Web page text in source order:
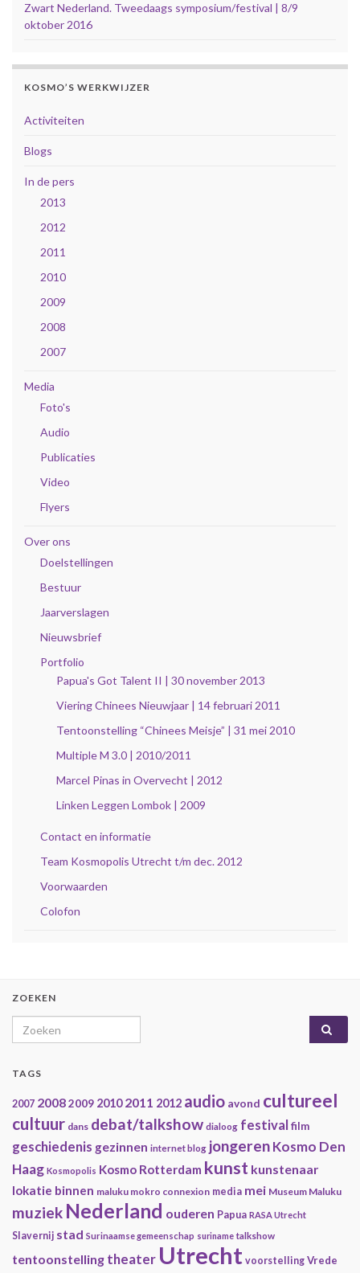
Zwart Nederland. Tweedaags symposium/festival | 8/9
oktober 2016
KOSMO’S WERKWIJZER
Activiteiten
Blogs
In de pers
2013
2012
2011
2010
2009
2008
2007
Media
Foto's
Audio
Publicaties
Video
Flyers
Over ons
Doelstellingen
Bestuur
Jaarverslagen
Nieuwsbrief
Portfolio
Papua's Got Talent II | 30 november 2013
Viering Chinees Nieuwjaar | 14 februari 2011
Tentoonstelling “Chinees Meisje” | 31 mei 2010
Multiple M 3.0 | 2010/2011
Marcel Pinas in Overvecht | 2012
Linken Leggen Lombok | 2009
Contact en informatie
Team Kosmopolis Utrecht t/m dec. 2012
Voorwaarden
Colofon
ZOEKEN
Search for:
TAGS
2007 20082009 2010 2011 2012 audio avond cultureel
cultuur dans debat/talkshow dialoog festival film
geschiedenis gezinnen internet blog jongerenKosmo Den
Haag Kosmopolis Kosmo Rotterdam kunst kunstenaar
lokatie binnen maluku mokro connexion media mei Museum Maluku
muziek Nederland ouderen Papua RASA Utrecht
Slavernij stad Surinaamse gemeenschap suriname talkshow
tentoonstelling theater Utrecht voorstelling Vrede